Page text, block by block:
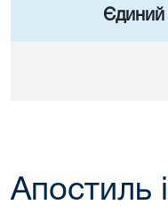
Єдиний
Апостиль